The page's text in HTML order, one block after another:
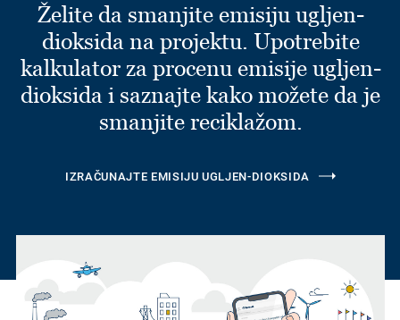
Želite da smanjite emisiju ugljen-
dioksida na projektu. Upotrebite
kalkulator za procenu emisije ugljen-
dioksida i saznajte kako možete da je
smanjite reciklažom.
IZRAČUNAJTE EMISIJU UGLJEN-DIOKSIDA